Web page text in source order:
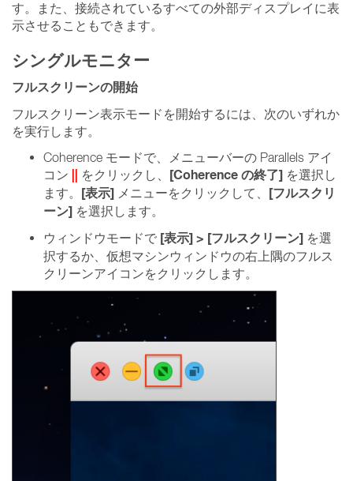
す。また、接続されているすべての外部ディスプレイに表
示させることもできます。
シングルモニター
フルスクリーンの開始
フルスクリーン表示モードを開始するには、次のいずれか
を実行します。
Coherence モードで、メニューバーの Parallels アイ
コン
をクリックし、 [Coherence の終了] を選択し
ます。 [表示] メニューをクリックして、 [フルスクリ
ーン] を選択します。
ウィンドウモードで [表示] > [フルスクリーン] を選
択するか、仮想マシンウィンドウの右上隅のフルス
クリーンアイコンをクリックします。